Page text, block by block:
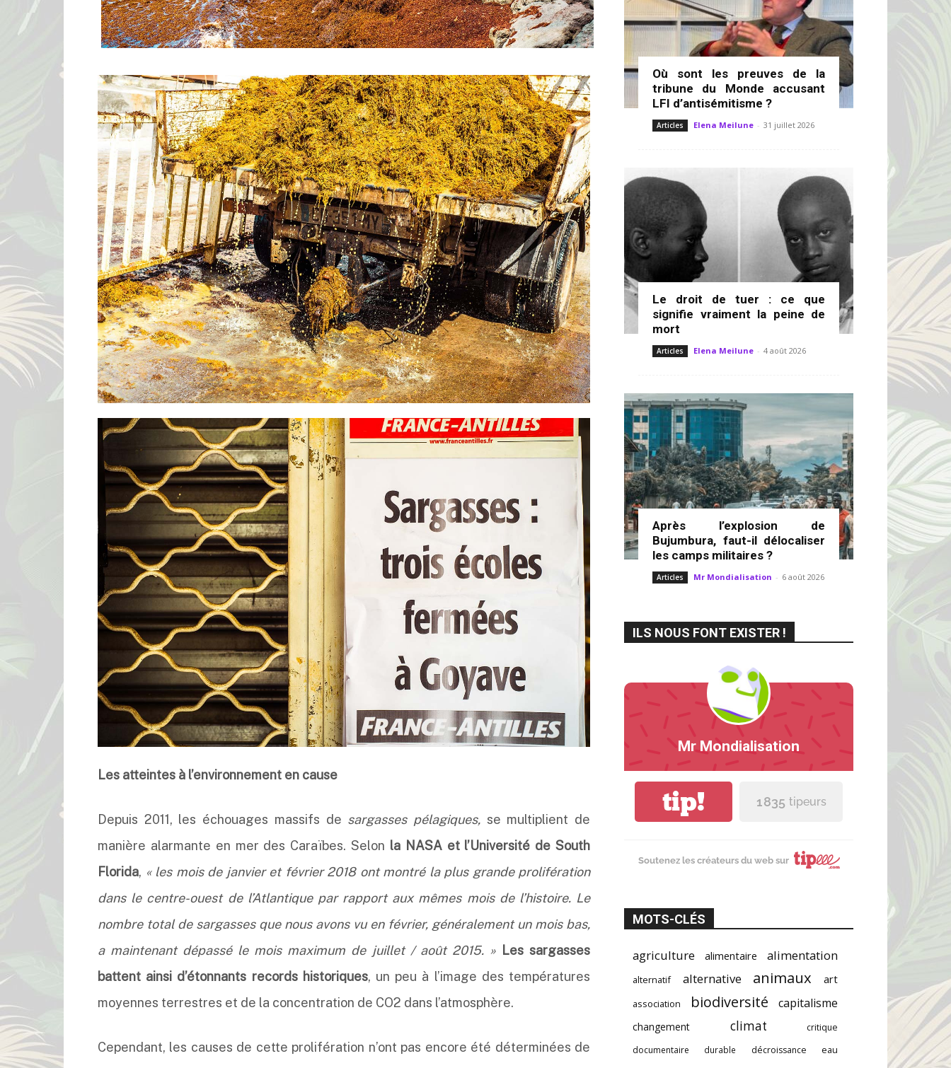
Les atteintes à l’environnement en cause
Depuis 2011, les échouages massifs de sargasses pélagiques,se multiplient de
manière alarmante en mer des Caraïbes. Selon la NASA et l’Université de South
Florida, « les mois de janvier et février 2018 ont montré la plus grande prolifération
dans le centre-ouest de l’Atlantique par rapport aux mêmes mois de l’histoire. Le
nombre total de sargasses que nous avons vu en février, généralement un mois bas,
a maintenant dépassé le mois maximum de juillet / août 2015. » Les sargasses
battent ainsi d’étonnants records historiques, un peu à l’image des températures
moyennes terrestres et de la concentration de CO2 dans l’atmosphère.
Cependant, les causes de cette prolifération n’ont pas encore été déterminées de
Où sont les preuves de la
tribune du Monde accusant
LFI d’antisémitisme ?
Articles Elena Meilune - 31 juillet 2026
Le droit de tuer : ce que
signifie vraiment la peine de
mort
Articles Elena Meilune - 4 août 2026
Après l’explosion de
Bujumbura, faut-il délocaliser
les camps militaires ?
Articles Mr Mondialisation - 6 août 2026
ILS NOUS FONT EXISTER !
Mr Mondialisation
tip! 1 835 tipeurs
Soutenez les créateurs du web sur
MOTS-CLÉS
agriculture alimentaire alimentation
alternatif alternative animaux art
association biodiversité capitalisme
changement climat
critique
documentaire
durable décroissance eau